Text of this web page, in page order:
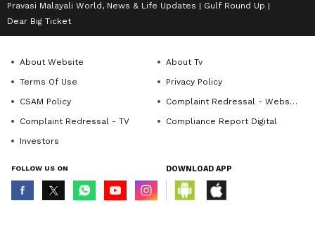
Pravasi Malayali World, News & Life Updates
Gulf Round Up
Dear Big Ticket
About Website
About Tv
Terms Of Use
Privacy Policy
CSAM Policy
Complaint Redressal - Website
Complaint Redressal - TV
Compliance Report Digital
Investors
FOLLOW US ON DOWNLOAD APP